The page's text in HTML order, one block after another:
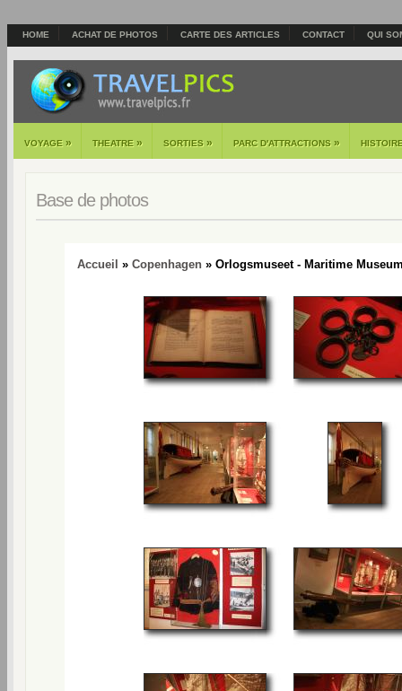
HOME ACHAT DE PHOTOS CARTE DES ARTICLES CONTACT QUI
VOYAGE » THEATRE » SORTIES » PARC D'ATTRACTIONS »
Base de photos
Accueil » Copenhagen » Orlogsmuseet - Maritime